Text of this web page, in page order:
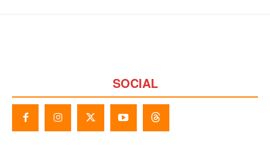
SOCIAL